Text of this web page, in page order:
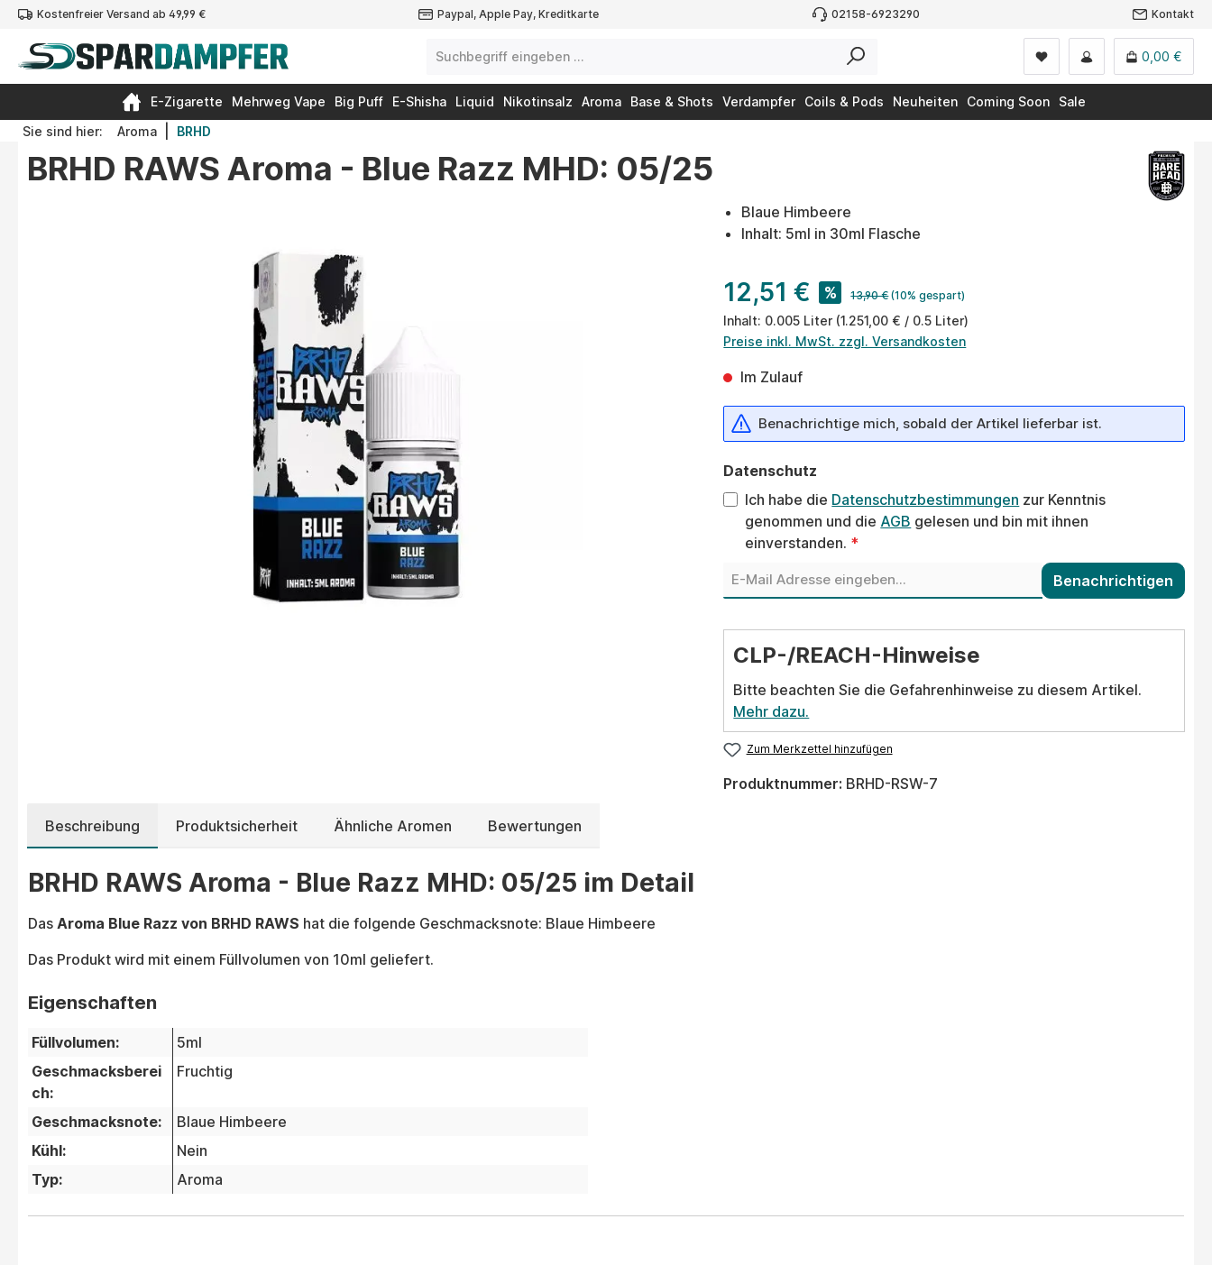
Zur Hauptnavigation springen
Kostenfreier Versand ab 49,99 € Paypal, Apple Pay, Kreditkarte 02158-6923290 Kontakt
0,00 €
E-Zigarette Mehrweg Vape Big Puff E-Shisha Liquid Nikotinsalz Aroma Base & Shots Verdampfer Coils & Pods Neuheiten Coming Soon
Sale
Sie sind hier:
Aroma BRHD
BRHD RAWS Aroma - Blue Razz MHD: 05/25
Blaue Himbeere
Inhalt: 5ml in 30ml Flasche
12,51 € % 13,90 € (10% gespart)
Inhalt: 0.005 Liter (1.251,00 € / 0.5 Liter)
Preise inkl. MwSt. zzgl. Versandkosten
Im Zulauf
Benachrichtige mich, sobald der Artikel lieferbar ist.
Datenschutz
Ich habe die Datenschutzbestimmungen zur Kenntnis
genommen und die AGB gelesen und bin mit ihnen
einverstanden. *
Benachrichtigen
CLP-/REACH-Hinweise
Bitte beachten Sie die Gefahrenhinweise zu diesem Artikel.
Mehr dazu.
Zum Merkzettel hinzufügen
Produktnummer: BRHD-RSW-7
Beschreibung Produktsicherheit Ähnliche Aromen Bewertungen
BRHD RAWS Aroma - Blue Razz MHD: 05/25 im Detail
Das Aroma Blue Razz von BRHD RAWS hat die folgende Geschmacksnote: Blaue Himbeere
Das Produkt wird mit einem Füllvolumen von 10ml geliefert.
Eigenschaften
Füllvolumen:
5ml
Geschmacksberei
ch:
Fruchtig
Geschmacksnote:
Blaue Himbeere
Kühl:
Nein
Typ:
Aroma